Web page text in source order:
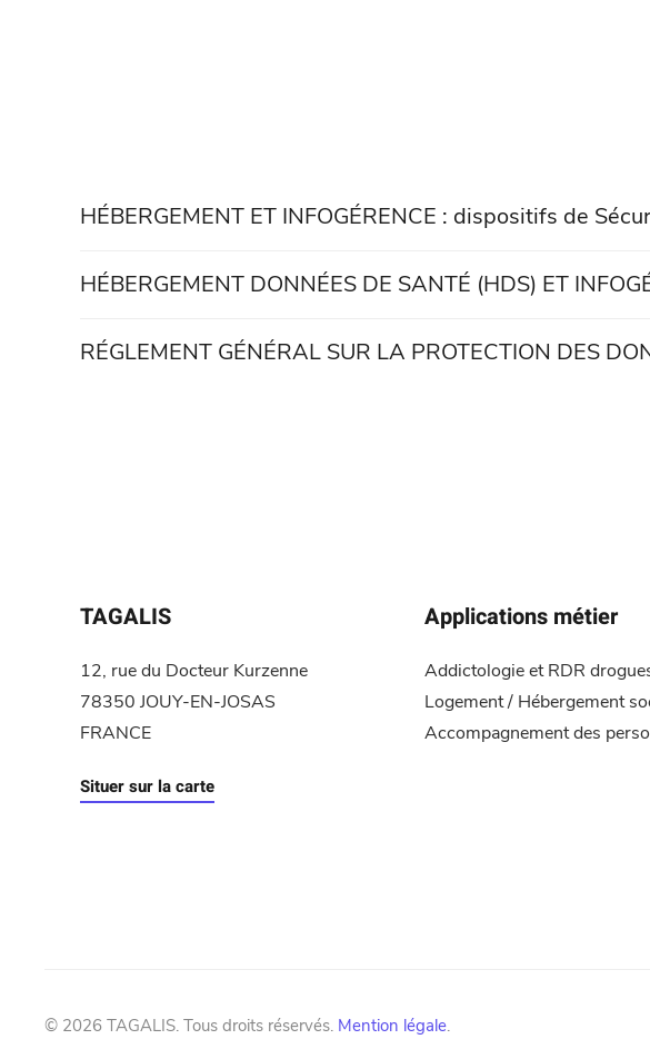
HÉBERGEMENT ET INFOGÉRENCE : dispositifs de
HÉBERGEMENT DONNÉES DE SANTÉ (HDS) ET
RÉGLEMENT GÉNÉRAL SUR LA PROTECTION DES
TAGALIS
12, rue du Docteur Kurzenne
78350 JOUY-EN-JOSAS
FRANCE
Situer sur la carte
Applications métier
Addictologie et RDR
Logement / Hébergement
Accompagnement des
© 2026 TAGALIS. Tous droits réservés. Mention légale.